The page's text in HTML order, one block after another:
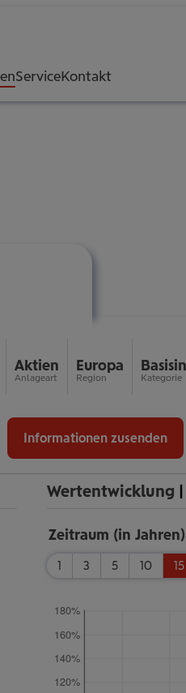
ServiceKontakt
Anlageart
Aktien
Region
Europa
Kategorie
Informationen zusenden
Wertentwicklung |
Zeitraum (in Jahren)
1 3 5 10 15
120%
140%
160%
180%